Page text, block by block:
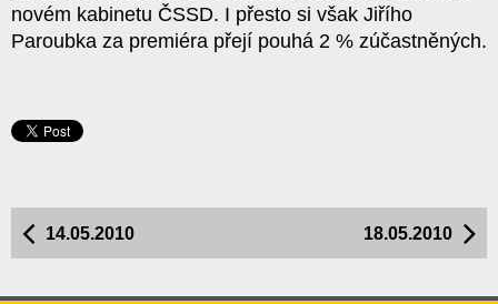
novém kabinetu ČSSD. I přesto si však Jiřího
Paroubka za premiéra přejí pouhá 2 % zúčastněných.
18.05.2010
14.05.2010